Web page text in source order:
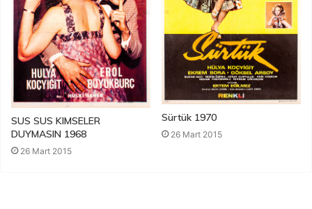
SUS SUS KIMSELER
DUYMASIN 1968
26 Mart 2015
Sürtük 1970
26 Mart 2015